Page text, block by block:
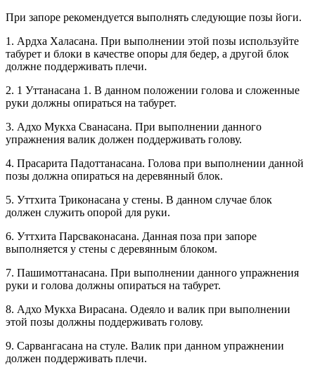
При запоре рекомендуется выполнять следующие позы йоги.
1. Ардха Халасана. При выполнении этой позы используйте
табурет и блоки в качестве опоры для бедер, а другой блок
должне поддерживать плечи.
2. 1 Уттанасана 1. В данном положении голова и сложенные
руки должны опираться на табурет.
3. Адхо Мукха Сванасана. При выполнении данного
упражнения валик должен поддерживать голову.
4. Прасарита Падоттанасана. Голова при выполнении данной
позы должна опираться на деревянный блок.
5. Уттхита Триконасана у стены. В данном случае блок
должен служить опорой для руки.
6. Уттхита Парсваконасана. Данная поза при запоре
выполняется у стены с деревянным блоком.
7. Пашимоттанасана. При выполнении данного упражнения
руки и голова должны опираться на табурет.
8. Адхо Мукха Вирасана. Одеяло и валик при выполнении
этой позы должны поддерживать голову.
9. Сарвангасана на стуле. Валик при данном упражнении
должен поддерживать плечи.